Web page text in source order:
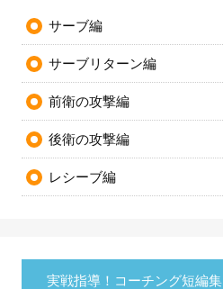
サーブ編
サーブリターン編
前衛の攻撃編
後衛の攻撃編
レシーブ編
実戦指導！コーチング短編集